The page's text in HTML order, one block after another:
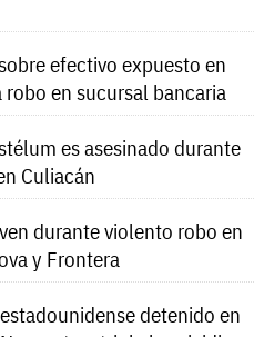
efectivo expuesto en
en sucursal bancaria
es asesinado durante
Culiacán
durante violento robo en
y Frontera
detenido en